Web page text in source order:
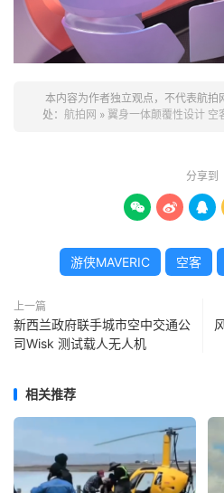
本内容为作者独立观点，不代表航拍
处： 航拍网 » 翼身一体颠覆性设计 空
分享到
  
游侠MAVERIC 空客
上一篇
新西兰政府联手城市空中交通公
司Wisk 测试载人无人机
相关推荐